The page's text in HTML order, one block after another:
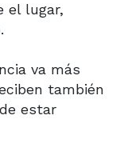
el lugar,
va más
también
estar